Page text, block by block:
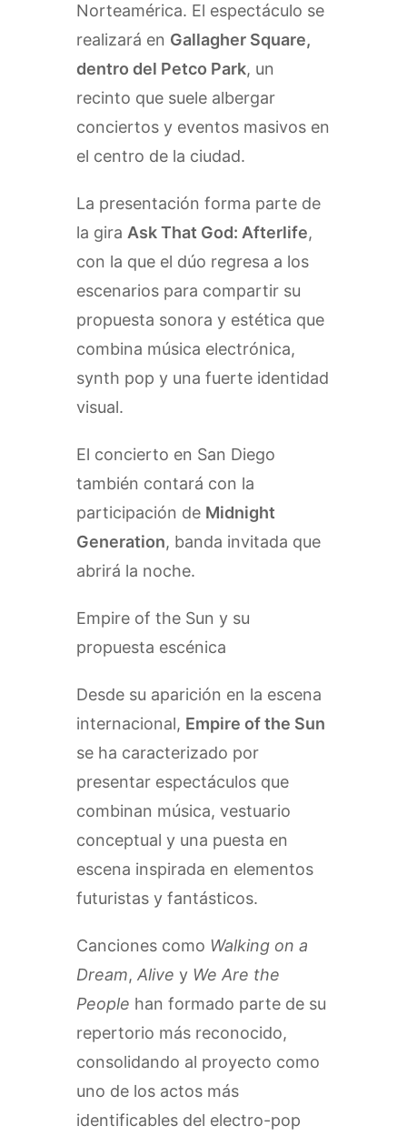
Norteamérica. El espectáculo se
realizará en Gallagher Square,
dentro del Petco Park, un
recinto que suele albergar
conciertos y eventos masivos en
el centro de la ciudad.
La presentación forma parte de
la gira Ask That God: Afterlife,
con la que el dúo regresa a los
escenarios para compartir su
propuesta sonora y estética que
combina música electrónica,
synth pop y una fuerte identidad
visual.
El concierto en San Diego
también contará con la
participación de Midnight
Generation, banda invitada que
abrirá la noche.
Empire of the Sun y su
propuesta escénica
Desde su aparición en la escena
internacional, Empire of the Sun
se ha caracterizado por
presentar espectáculos que
combinan música, vestuario
conceptual y una puesta en
escena inspirada en elementos
futuristas y fantásticos.
Canciones como Walking on a
Dream, Alive y We Are the
People han formado parte de su
repertorio más reconocido,
consolidando al proyecto como
uno de los actos más
identificables del electro-pop